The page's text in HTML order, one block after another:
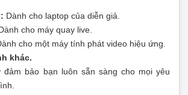
Dành cho laptop của diễn giả.
cho máy quay live.
cho một máy tính phát video hiệu ứng.
khác.
đảm bảo bạn luôn sẵn sàng cho mọi yêu